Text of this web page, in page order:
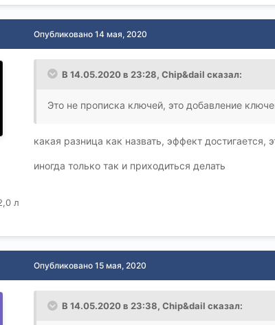
л
Опубликовано 14 мая, 2020
В 14.05.2020 в 23:28, Chip&dail сказал:
Это не прописка ключей, это добавление
какая разница как назвать, эффект достигается,
иногда только так и приходиться делать
Опубликовано 15 мая, 2020
В 14.05.2020 в 23:38, Chip&dail сказал: